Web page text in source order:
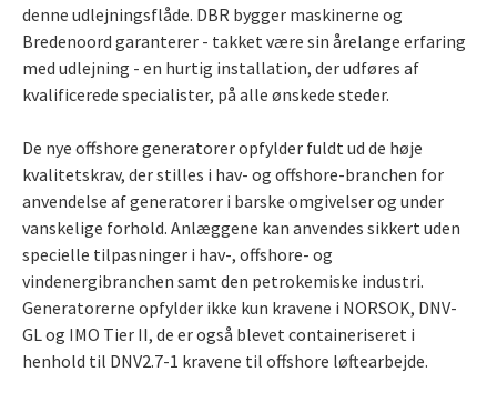
denne udlejningsflåde. DBR bygger maskinerne og
Bredenoord garanterer - takket være sin årelange erfaring
med udlejning - en hurtig installation, der udføres af
kvalificerede specialister, på alle ønskede steder.
De nye offshore generatorer opfylder fuldt ud de høje
kvalitetskrav, der stilles i hav- og offshore-branchen for
anvendelse af generatorer i barske omgivelser og under
vanskelige forhold. Anlæggene kan anvendes sikkert uden
specielle tilpasninger i hav-, offshore- og
vindenergibranchen samt den petrokemiske industri.
Generatorerne opfylder ikke kun kravene i NORSOK, DNV-
GL og IMO Tier II, de er også blevet containeriseret i
henhold til DNV2.7-1 kravene til offshore løftearbejde.